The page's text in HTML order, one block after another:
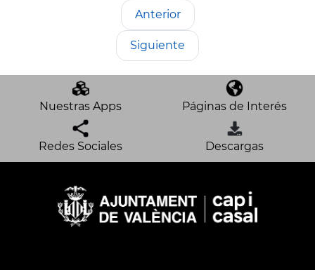
Anterior
Siguiente
Nuestras Apps Páginas de Interés
Redes Sociales Descargas